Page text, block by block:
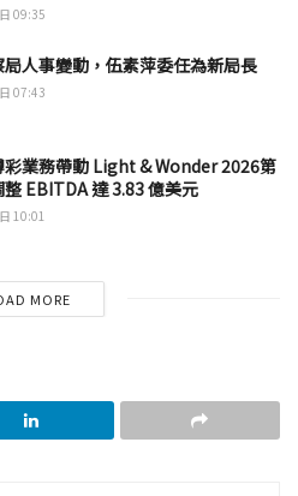
09:35
人事變動，伍素萍委任為新局長
07:43
彩業務帶動 Light & Wonder 2026第
EBITDA 達 3.83 億美元
10:01
MORE